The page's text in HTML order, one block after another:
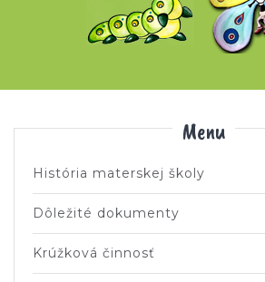
Menu
História materskej školy
Dôležité dokumenty
Krúžková činnosť